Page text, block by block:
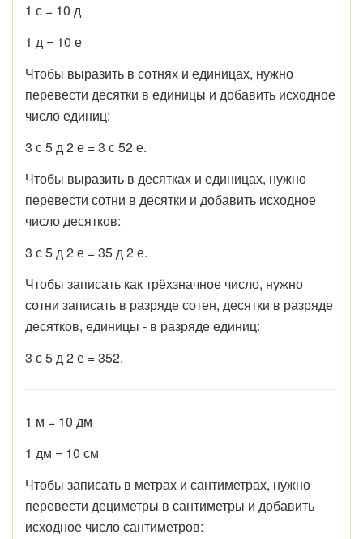
1 с = 10 д
1 д = 10 е
Чтобы выразить в сотнях и единицах, нужно
перевести десятки в единицы и добавить исходное
число единиц:
3 с 5 д 2 е = 3 с 52 е.
Чтобы выразить в десятках и единицах, нужно
перевести сотни в десятки и добавить исходное
число десятков:
3 с 5 д 2 е = 35 д 2 е.
Чтобы записать как трёхзначное число, нужно
сотни записать в разряде сотен, десятки в разряде
десятков, единицы - в разряде единиц:
3 с 5 д 2 е = 352.
1 м = 10 дм
1 дм = 10 см
Чтобы записать в метрах и сантиметрах, нужно
перевести дециметры в сантиметры и добавить
исходное число сантиметров: